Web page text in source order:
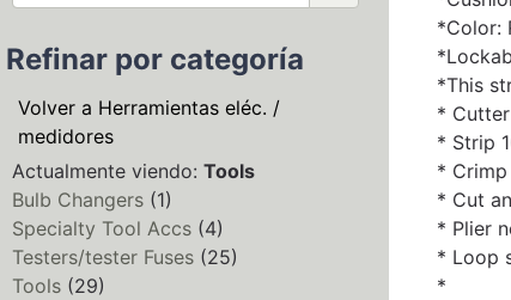
Refinar por categoría
Volver a Herramientas eléc. /
medidores
Actualmente viendo: Tools
Bulb Changers (1)
Specialty Tool Accs (4)
Testers/tester Fuses (25)
Tools (29)
*Color:
*This
* Cutter
* Strip
* Crimp
* Cut
* Plier
* Loop
*